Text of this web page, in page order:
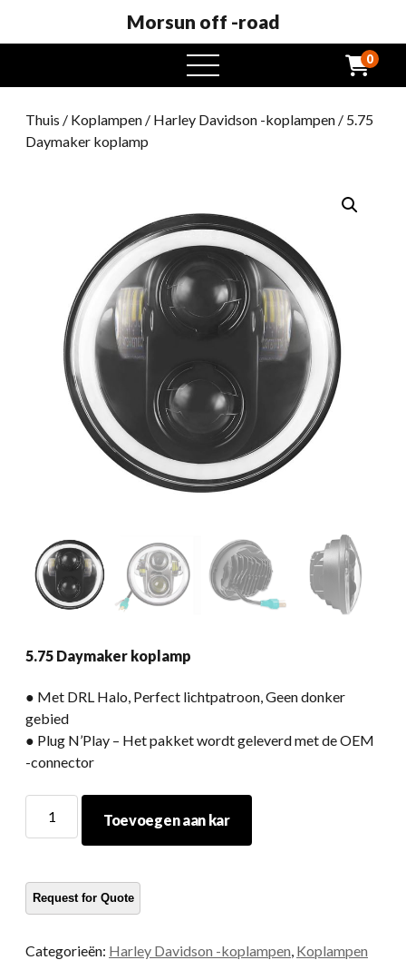
Morsun off -road
Open
het
0
Thuis / Koplampen / Harley Davidson -koplampen / 5.75
Daymaker koplamp
5.75 Daymaker koplamp
● Met DRL Halo, Perfect lichtpatroon, Geen donker
gebied
● Plug N’Play – Het pakket wordt geleverd met de OEM
-connector
Daymaker
Toevoegen aan kar
Categorieën: Harley Davidson -koplampen Koplampen